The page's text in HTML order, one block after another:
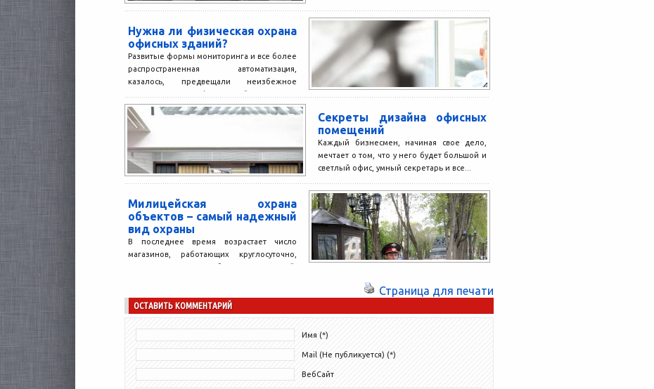
злоумышленников. Поэтому...
Нужна ли физическая охрана
офисных зданий?
Развитые формы мониторинга и все более
распространенная автоматизация,
казалось, предвещали неизбежное
исчезновение физической охраны.
Человек в форме, с фонариком, связкой...
Секреты дизайна офисных
помещений
Каждый бизнесмен, начиная свое дело,
мечтает о том, что у него будет большой и
светлый офис, умный секретарь и все...
Милицейская охрана
объектов – самый надежный
вид охраны
В последнее время возрастает число
магазинов, работающих круглосуточно,
загородных домов и богатых коттеджей.
желающих...
Страница для печати
ОСТАВИТЬ КОММЕНТАРИЙ
Имя (*)
Mail (Не публикуется) (*)
ВебСайт